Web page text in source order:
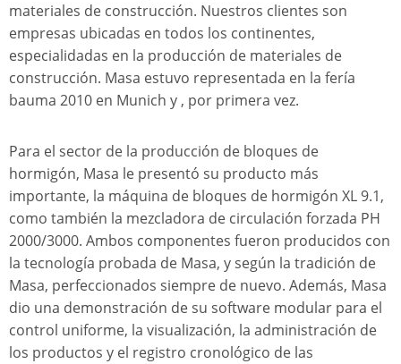
materiales de construcción. Nuestros clientes son
empresas ubicadas en todos los continentes,
especialidadas en la producción de materiales de
construcción. Masa estuvo representada en la fería
bauma 2010 en Munich y , por primera vez.
Para el sector de la producción de bloques de
hormigón, Masa le presentó su producto más
importante, la máquina de bloques de hormigón XL 9.1,
como también la mezcladora de circulación forzada PH
2000/3000. Ambos componentes fueron producidos con
la tecnología probada de Masa, y según la tradición de
Masa, perfeccionados siempre de nuevo. Además, Masa
dio una demonstración de su software modular para el
control uniforme, la visualización, la administración de
los productos y el registro cronológico de las